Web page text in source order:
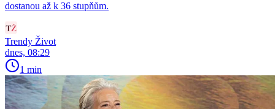
dostanou až k 36 stupňům.
Trendy Život
dnes, 08:29
1 min